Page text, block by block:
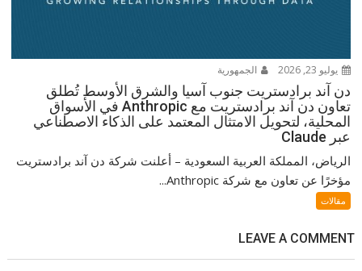
يوليو 23, 2026 الجمهورية
دن آند برادستريت جنوب آسيا والشرق الأوسط تُطلق
تعاون دن آند برادستريت مع Anthropic في الأسواق
المحلية، لتحويل الامتثال المعتمد على الذكاء الاصطناعي
عبر Claude
الرياض، المملكة العربية السعودية – أعلنت شركة دن آند برادستريت
مؤخرًا عن تعاون مع شركة Anthropic...
مقالات
LEAVE A COMMENT